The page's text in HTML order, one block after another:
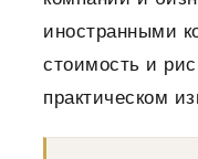
иностранными
стоимость и
практическом